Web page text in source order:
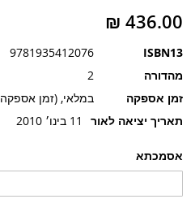
אסמכתא
ISBN13
9781935412076
מהדורה
2
זמן אספקה
במלאי, (זמן אספקה 5 ימי עסקים)
תאריך יציאה לאור
11 בינו׳ 2010